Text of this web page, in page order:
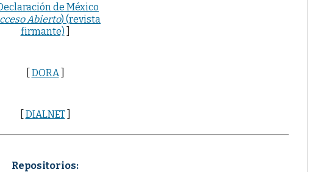
de México
Abierto) (revista
firmante)
DORA]
DIALNET]
Repositorios: